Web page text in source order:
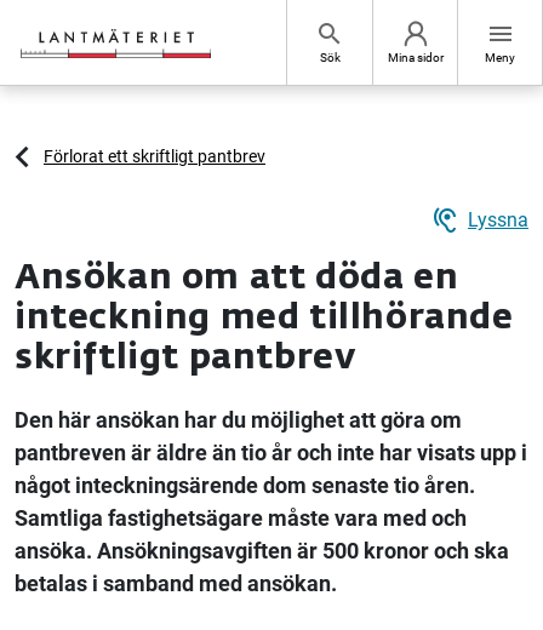
search
Sök Mina sidor
menu
Meny
Förlorat ett skriftligt pantbrev
hearing Lyssna
Ansökan om att döda en
inteckning med tillhörande
skriftligt pantbrev
Den här ansökan har du möjlighet att göra om
pantbreven är äldre än tio år och inte har visats upp i
något inteckningsärende dom senaste tio åren.
Samtliga fastighetsägare måste vara med och
ansöka. Ansökningsavgiften är 500 kronor och ska
betalas i samband med ansökan.